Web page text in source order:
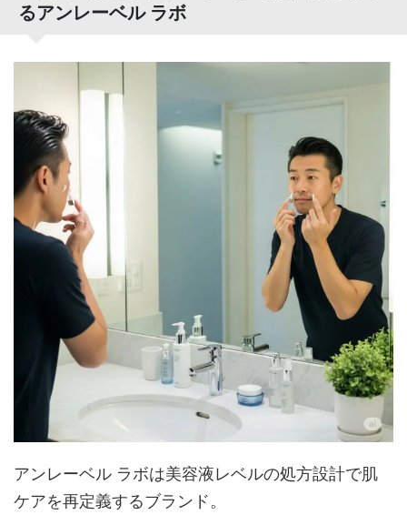
るアンレーベル ラボ
アンレーベル ラボは美容液レベルの処方設計で肌
ケアを再定義するブランド。